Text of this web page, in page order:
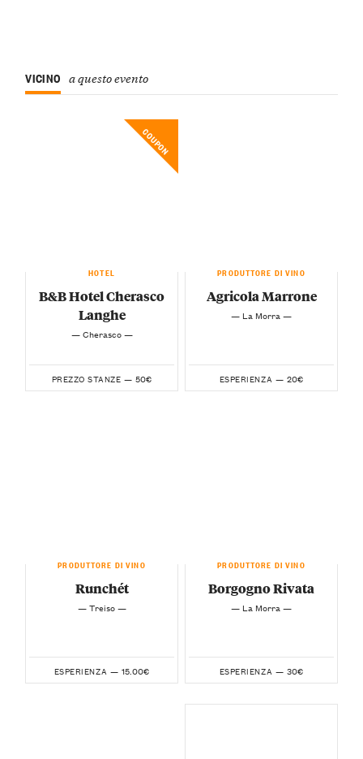
VICINO a questo evento
COUPON
HOTEL
B&B Hotel Cherasco
Langhe
— Cherasco —
PREZZO STANZE — 50€
PRODUTTORE DI VINO
Agricola Marrone
— La Morra —
ESPERIENZA — 20€
PRODUTTORE DI VINO
Runchét
— Treiso —
ESPERIENZA — 15.00€
PRODUTTORE DI VINO
Borgogno Rivata
— La Morra —
ESPERIENZA — 30€